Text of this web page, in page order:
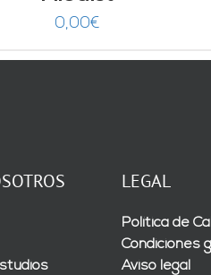
0,00€
LEGAL
Política de
Condiciones
Aviso legal